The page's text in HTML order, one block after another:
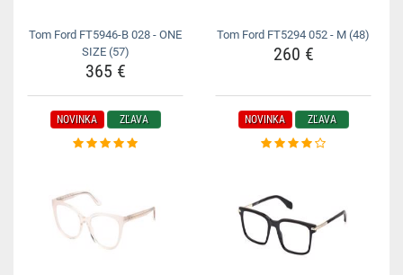
Tom Ford FT5946-B 028 - ONE
SIZE (57)
365 €
Tom Ford FT5294 052 - M (48)
260 €
NOVINKA ZĽAVA NOVINKA ZĽAVA